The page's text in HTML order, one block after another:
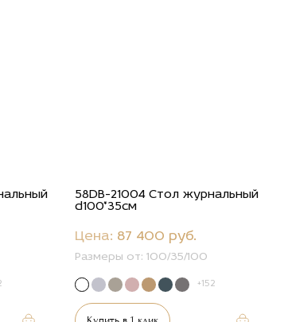
58DB-21004 Стол журнальный
d100*35см
Цена: 87 400 руб.
Размеры от:100/35/100
+152